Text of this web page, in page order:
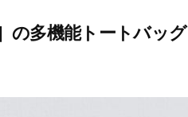
の多機能トートバッグ